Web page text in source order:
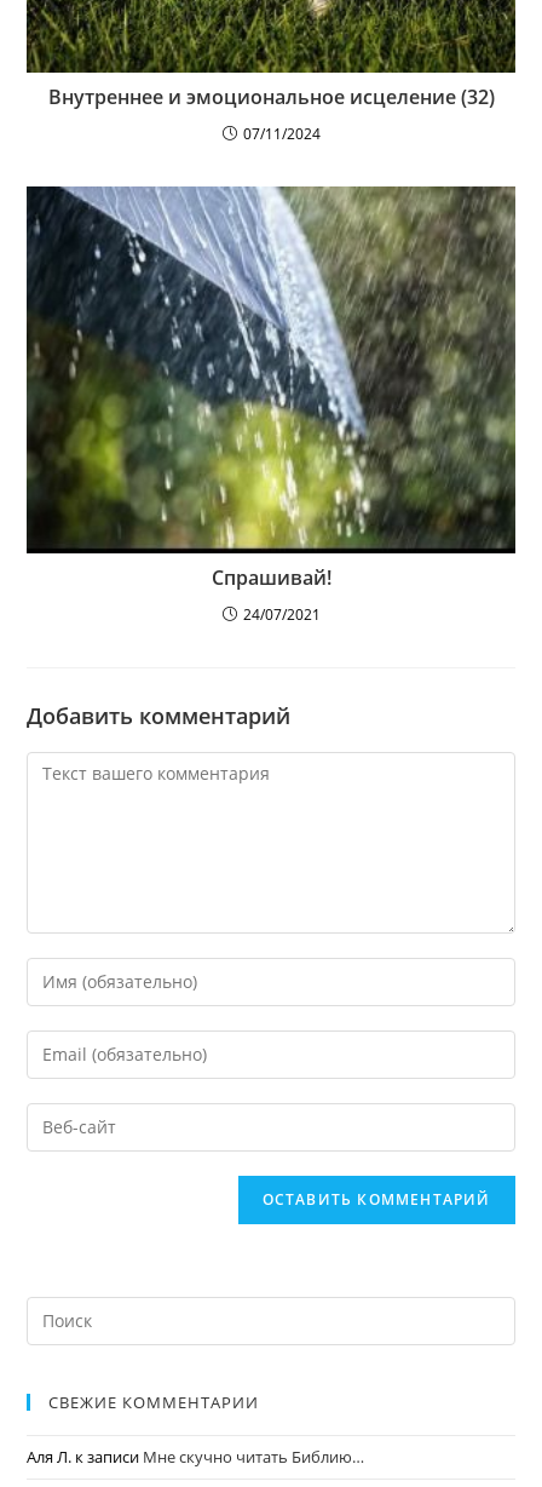
Внутреннее и эмоциональное исцеление (32)
07/11/2024
Спрашивай!
24/07/2021
Добавить комментарий
СВЕЖИЕ КОММЕНТАРИИ
Аля Л. к записи Мне скучно читать Библию…